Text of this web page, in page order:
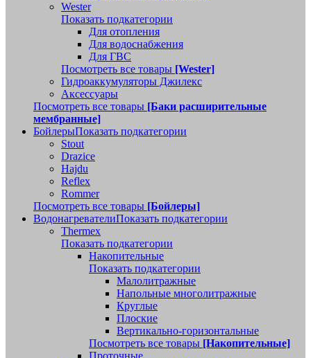
Wester
Показать подкатегории
Для отопления
Для водоснабжения
Для ГВС
Посмотреть все товары [Wester]
Гидроаккумуляторы Джилекс
Аксессуары
Посмотреть все товары [Баки расширительные
мембранные]
БойлерыПоказать подкатегории
Stout
Drazice
Hajdu
Reflex
Rommer
Посмотреть все товары [Бойлеры]
ВодонагревателиПоказать подкатегории
Thermex
Показать подкатегории
Накопительные
Показать подкатегории
Малолитражные
Напольные многолитражные
Круглые
Плоские
Вертикально-горизонтальные
Посмотреть все товары [Накопительные]
Проточные